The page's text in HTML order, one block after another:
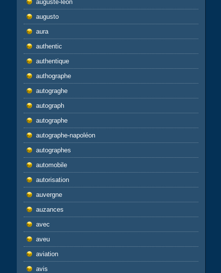
auguste-léon
augusto
aura
authentic
authentique
authographe
autograghe
autograph
autographe
autographe-napoléon
autographes
automobile
autorisation
auvergne
auzances
avec
aveu
aviation
avis